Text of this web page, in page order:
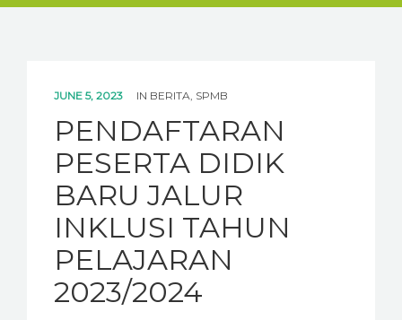
KEGIATAN
HUMAS
ALUMNI
JUNE 5, 2023 IN BERITA SPMB
PENDAFTARAN
PESERTA DIDIK
BARU JALUR
INKLUSI TAHUN
PELAJARAN
2023/2024